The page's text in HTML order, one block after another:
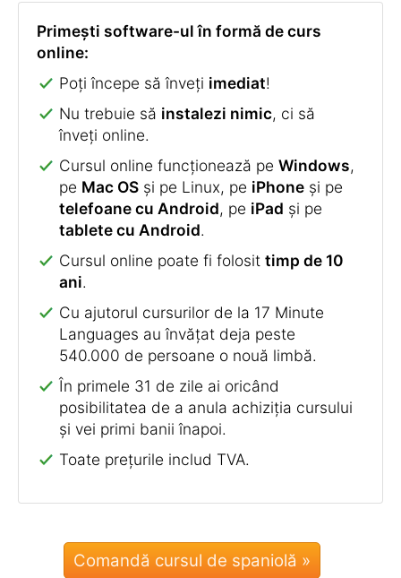
Primești software-ul în formă de curs
online:
Poți începe să înveți imediat!
Nu trebuie să instalezi nimic, ci să
înveți online.
Cursul online funcționează pe Windows,
pe Mac OS și pe Linux, pe iPhone și pe
telefoane cu Android, pe iPad și pe
tablete cu Android.
Cursul online poate fi folosit timp de 10
ani.
Cu ajutorul cursurilor de la 17 Minute
Languages au învățat deja peste
540.000 de persoane o nouă limbă.
În primele 31 de zile ai oricând
posibilitatea de a anula achiziția cursului
și vei primi banii înapoi.
Toate prețurile includ TVA.
Comandă cursul de spaniolă »